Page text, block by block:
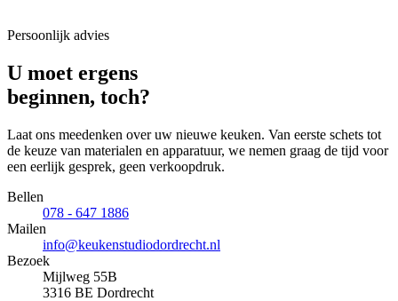
Persoonlijk advies
U moet ergens
beginnen, toch?
Laat ons meedenken over uw nieuwe keuken. Van eerste schets tot
de keuze van materialen en apparatuur, we nemen graag de tijd voor
een eerlijk gesprek, geen verkoopdruk.
Bellen
078 - 647 1886
Mailen
info@keukenstudiodordrecht.nl
Bezoek
Mijlweg 55B
3316 BE Dordrecht